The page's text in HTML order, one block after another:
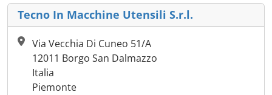
Tecno In Macchine Utensili S.r.l.
Via Vecchia Di Cuneo 51/A
12011 Borgo San Dalmazzo
Italia
Piemonte